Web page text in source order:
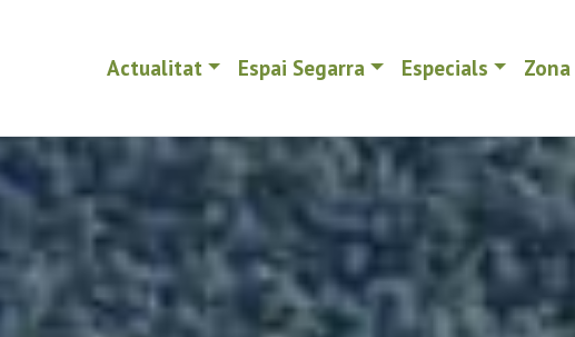
Actualitat Espai Segarra Especials